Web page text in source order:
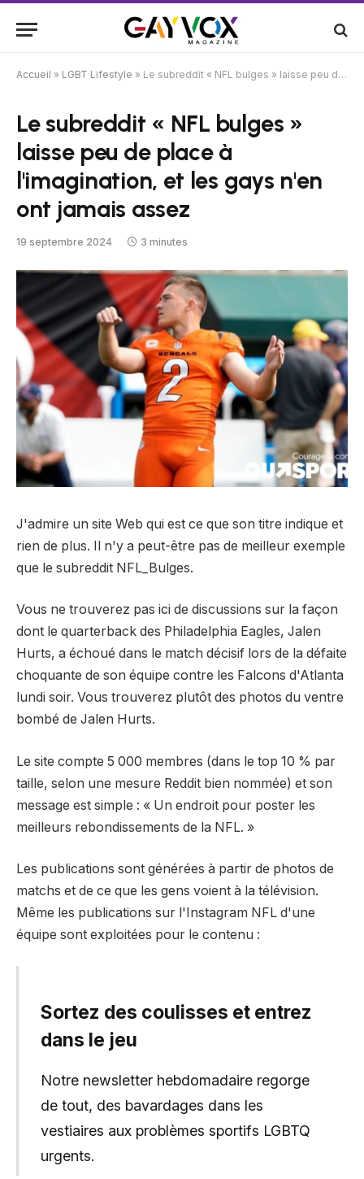
Accueil » LGBT Lifestyle » Le subreddit « NFL bulges » laisse peu de place à l'imagination, et les gays n'en ont jamais assez
Le subreddit « NFL bulges »
laisse peu de place à
l'imagination, et les gays n'en
ont jamais assez
19 septembre 2024 3 minutes
J'admire un site Web qui est ce que son titre indique et
rien de plus. Il n'y a peut-être pas de meilleur exemple
que le subreddit NFL_Bulges.
Vous ne trouverez pas ici de discussions sur la façon
dont le quarterback des Philadelphia Eagles, Jalen
Hurts, a échoué dans le match décisif lors de la défaite
choquante de son équipe contre les Falcons d'Atlanta
lundi soir. Vous trouverez plutôt des photos du ventre
bombé de Jalen Hurts.
Le site compte 5 000 membres (dans le top 10 % par
taille, selon une mesure Reddit bien nommée) et son
message est simple : « Un endroit pour poster les
meilleurs rebondissements de la NFL. »
Les publications sont générées à partir de photos de
matchs et de ce que les gens voient à la télévision.
Même les publications sur l'Instagram NFL d'une
équipe sont exploitées pour le contenu :
Sortez des coulisses et entrez
dans le jeu
Notre newsletter hebdomadaire regorge
de tout, des bavardages dans les
vestiaires aux problèmes sportifs LGBTQ
urgents.